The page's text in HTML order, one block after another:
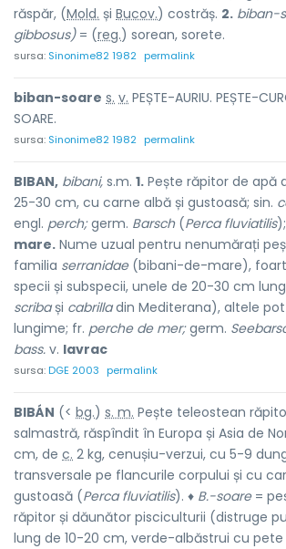
răspăr, (Mold. și Bucov.) costrăș. 2. biban-
gibbosus)= (reg.) sorean, sorete.
sursa: Sinonime82 1982 permalink
biban-soare s. v. PEȘTE-AURIU. PEȘTE-
SOARE.
sursa: Sinonime82 1982 permalink
BIBAN, bibani, s.m. 1. Pește răpitor de apă
25-30 cm, cu carne albă și gustoasă; sin.
engl. perch;germ. Barsch(Perca fluviatilis);
mare. Nume uzual pentru nenumărați
familia serranidae(bibani-de-mare),
specii și subspecii, unele de 20-30 cm
scribași cabrilladin Mediterana), altele pot
lungime; fr. perche de mer;germ.
bass. v. lavrac
sursa:DGE 2003 permalink
BIBÁN (< bg.) s. m. Pește teleostean
salmastră, răspîndit în Europa și Asia de
cm, de c. 2 kg, cenușiu-verzui, cu 5-9
transversale pe flancurile corpului și cu
gustoasă (Perca fluviatilis). ♦ B.-soare=
răpitor și dăunător pisciculturii (distruge
lung de 10-20 cm, verde-albăstrui cu